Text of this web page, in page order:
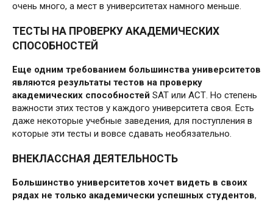
очень много, а мест в университетах намного меньше.
ТЕСТЫ НА ПРОВЕРКУ АКАДЕМИЧЕСКИХ
СПОСОБНОСТЕЙ
Еще одним требованием большинства университетов
являются результаты тестов на проверку
академических способностей SAT или АСТ. Но степень
важности этих тестов у каждого университета своя. Есть
даже некоторые учебные заведения, для поступления в
которые эти тесты и вовсе сдавать необязательно.
ВНЕКЛАССНАЯ ДЕЯТЕЛЬНОСТЬ
Большинство университетов хочет видеть в своих
рядах не только академически успешных студентов,